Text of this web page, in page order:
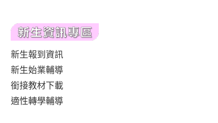
新生報到資訊
新生始業輔導
銜接教材下載
適性轉學輔導